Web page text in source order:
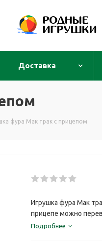
Доставка
фура Мак трак с прицепом
Игрушка фура Мак
прицепе можно
Подробнее